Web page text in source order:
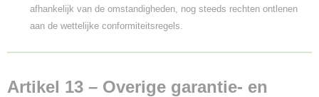
afhankelijk van de omstandigheden, nog steeds rechten ontlenen
aan de wettelijke conformiteitsregels.
Artikel 13 – Overige garantie- en